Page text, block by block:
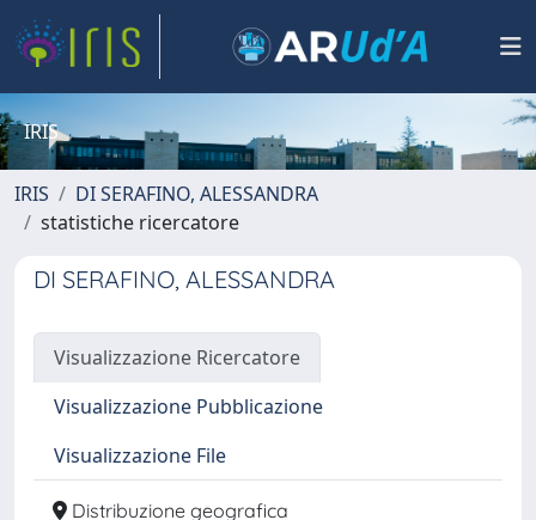
IRIS
IRIS
DI SERAFINO, ALESSANDRA
statistiche ricercatore
DI SERAFINO, ALESSANDRA
Visualizzazione Ricercatore
Visualizzazione Pubblicazione
Visualizzazione File
Distribuzione geografica